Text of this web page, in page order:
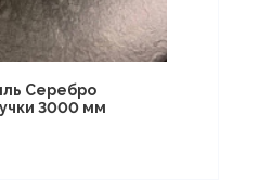
Серебро
3000 мм